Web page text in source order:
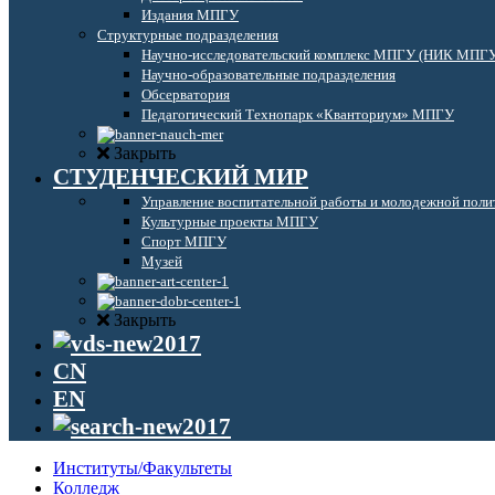
Издания МПГУ
Структурные подразделения
Научно-исследовательский комплекс МПГУ (НИК
Научно-образовательные подразделения
Обсерватория
Педагогический Технопарк «Кванториум» МПГУ
Закрыть
СТУДЕНЧЕСКИЙ МИР
Управление воспитательной работы и молодежной
Культурные проекты МПГУ
Спорт МПГУ
Музей
Закрыть
CN
EN
Институты/Факультеты
Колледж